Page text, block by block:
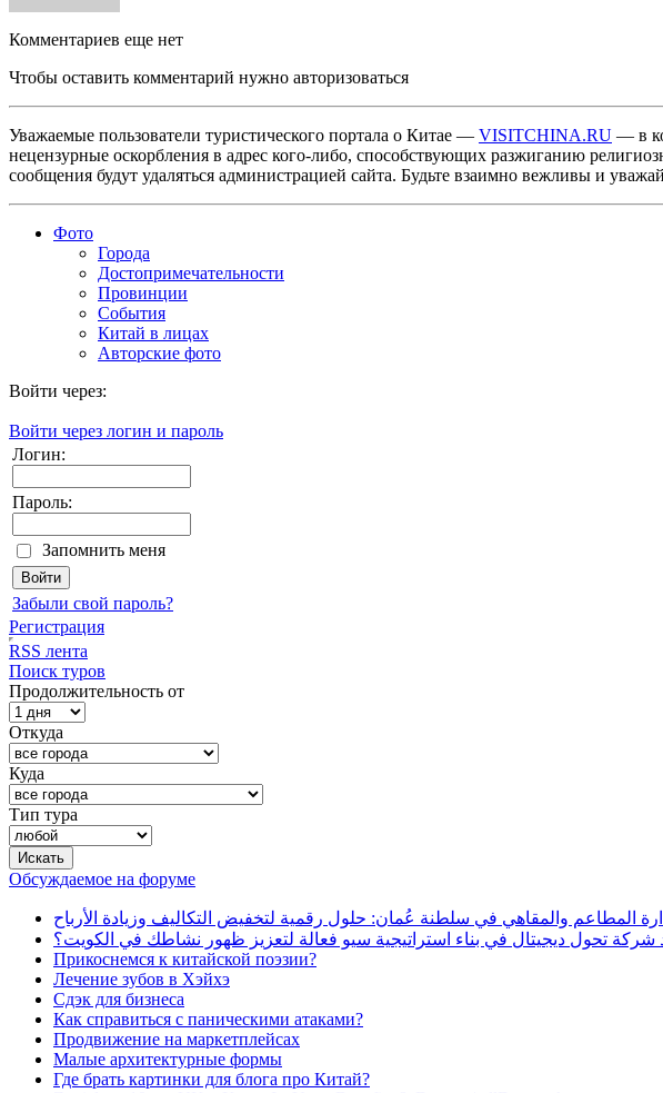
Комментариев еще нет
Чтобы оставить комментарий нужно авторизоваться
Уважаемые пользователи туристического портала о Китае — VISITCHINA.RU — в
нецензурные оскорбления в адрес кого-либо, способствующих разжиганию
сообщения будут удаляться администрацией сайта. Будьте взаимно вежливы и
Фото
Города
Достопримечательности
Провинции
События
Китай в лицах
Авторские фото
Войти через:
Войти через логин и пароль
Логин:
Пароль:
Запомнить меня
Забыли свой пароль?
Регистрация
RSS лента
Поиск туров
Продолжительность от
Откуда
Куда
Тип тура
Обсуждаемое на форуме
المطاعم والمقاهي في سلطنة عُمان: حلول رقمية لتخفيض التكاليف وزيادة الأرباح
تحول ديجيتال في بناء استراتيجية سيو فعالة لتعزيز ظهور نشاطك في الكويت؟
Прикоснемся к китайской поэзии?
Лечение зубов в Хэйхэ
Сдэк для бизнеса
Как справиться с паническими атаками?
Продвижение на маркетплейсах
Малые архитектурные формы
Где брать картинки для блога про Китай?